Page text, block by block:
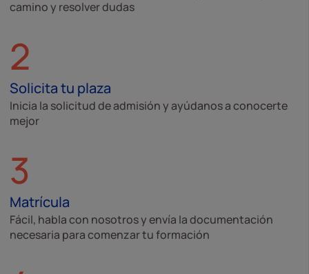
camino y resolver dudas
2
Solicita tu plaza
Inicia la solicitud de admisión y ayúdanos a conocerte
mejor
3
Matrícula
Fácil, habla con nosotros y envía la documentación
necesaria para comenzar tu formación